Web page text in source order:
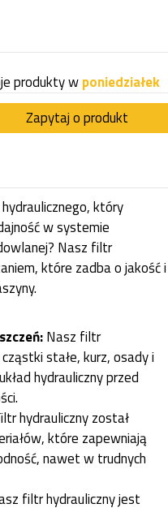
produkty wponiedziałek
Zapytaj o produkt
który
w systemie
Nasz filtr
które zadba o jakość i
Nasz filtr
stałe, kurz, osady i
hydrauliczny przed
hydrauliczny został
które zapewniają
nawet w trudnych
filtr hydrauliczny jest